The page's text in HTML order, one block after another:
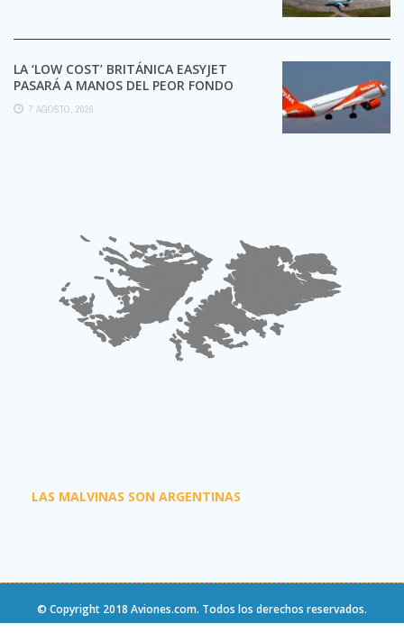
LA ‘LOW COST’ BRITÁNICA EASYJET
PASARÁ A MANOS DEL PEOR FONDO
POSIBLE:
7 AGOSTO, 2026
LAS MALVINAS SON ARGENTINAS
© Copyright 2018 Aviones.com. Todos los derechos reservados.